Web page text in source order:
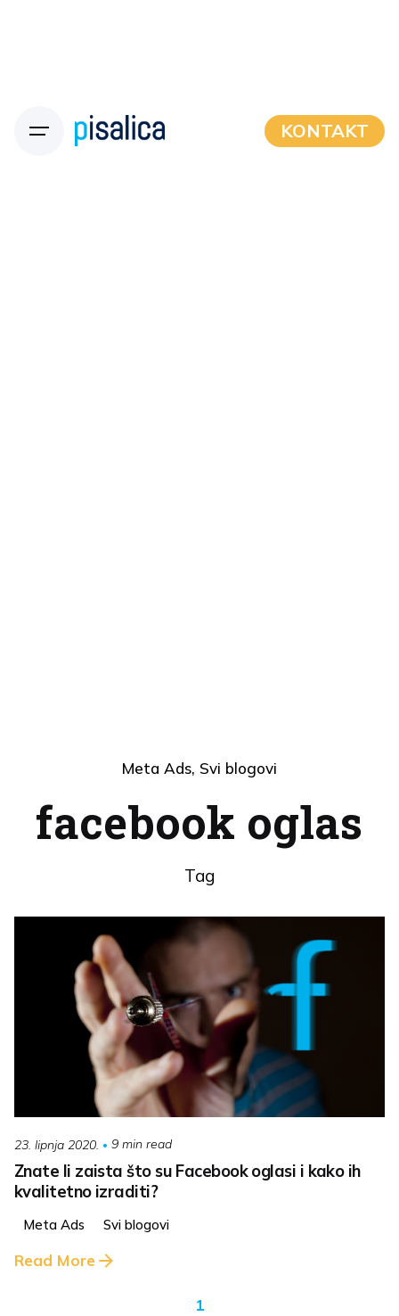
KONTAKT
Meta Ads Svi blogovi
facebook oglas
Tag
23. lipnja 2020. 9 min read
Znate li zaista što su Facebook oglasi i kako ih
kvalitetno izraditi?
Meta Ads Svi blogovi
Read More
1